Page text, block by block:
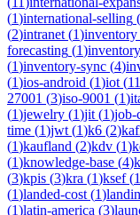
(1)international-selling (
(2)intranet (1)inventory
forecasting (1)
(1)inventory-sync (4)
(1)ios-android (1)iot (11
27001 (3)iso-9001 (1)
(1)jewelry (1)jit (1)job-
time (1)jwt (1)k6 (2)
(1)kaufland (2)kdv (1)
(1)knowledge-base (4)
(3)kpis (3)kra (1)ksef(1
(1)landed-cost (1)
(1)latin-america (3)